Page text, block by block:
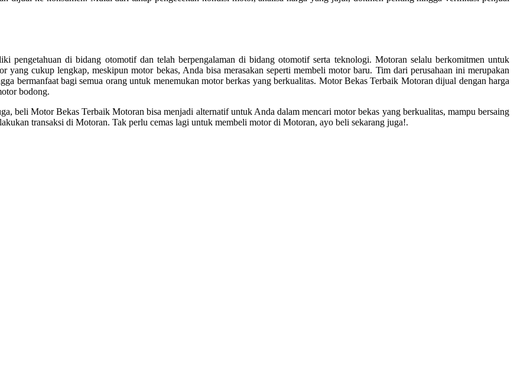
pengetahuan di bidang otomotif dan telah berpengalaman di bidang otomotif serta teknologi. Motoran selalu berkomitmen untuk
yang cukup lengkap, meskipun motor bekas, Anda bisa merasakan seperti membeli motor baru. Tim dari perusahaan ini merupakan
bermanfaat bagi semua orang untuk menemukan motor berkas yang berkualitas. Motor Bekas Terbaik Motoran dijual dengan harga
bodong.
beli Motor Bekas Terbaik Motoran bisa menjadi alternatif untuk Anda dalam mencari motor bekas yang berkualitas, mampu bersaing
transaksi di Motoran. Tak perlu cemas lagi untuk membeli motor di Motoran, ayo beli sekarang juga!.